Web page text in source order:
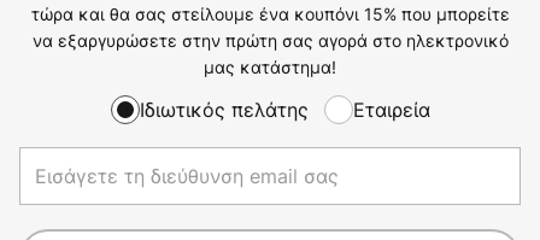
τώρα και θα σας στείλουμε ένα κουπόνι 15% που μπορείτε
να εξαργυρώσετε στην πρώτη σας αγορά στο ηλεκτρονικό
μας κατάστημα!
Ιδιωτικός πελάτης Εταιρεία